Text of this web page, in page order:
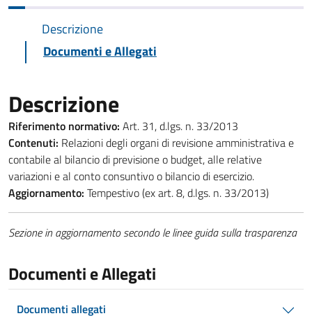
Descrizione
Documenti e Allegati
Descrizione
Riferimento normativo: Art. 31, d.lgs. n. 33/2013
Contenuti: Relazioni degli organi di revisione amministrativa e
contabile al bilancio di previsione o budget, alle relative
variazioni e al conto consuntivo o bilancio di esercizio.
Aggiornamento: Tempestivo (ex art. 8, d.lgs. n. 33/2013)
Sezione in aggiornamento secondo le linee guida sulla trasparenza
Documenti e Allegati
Documenti allegati